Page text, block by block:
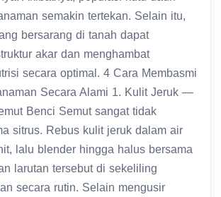
semakin tertekan. Selain itu,
bersarang di tanah dapat
akar dan menghambat
secara optimal. 4 Cara Membasmi
Secara Alami 1. Kulit Jeruk —
Benci Semut sangat tidak
sitrus. Rebus kulit jeruk dalam air
lalu blender hingga halus bersama
larutan tersebut di sekeliling
secara rutin. Selain mengusir